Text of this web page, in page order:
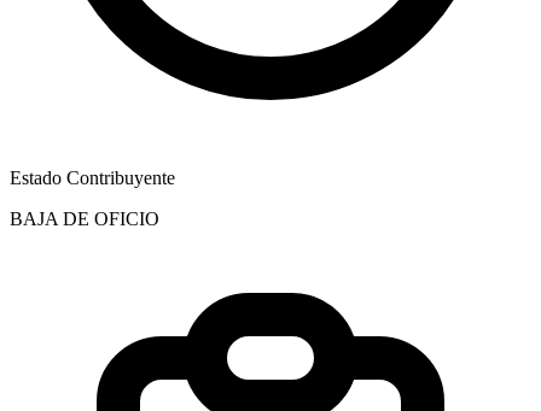
Estado Contribuyente
BAJA DE OFICIO